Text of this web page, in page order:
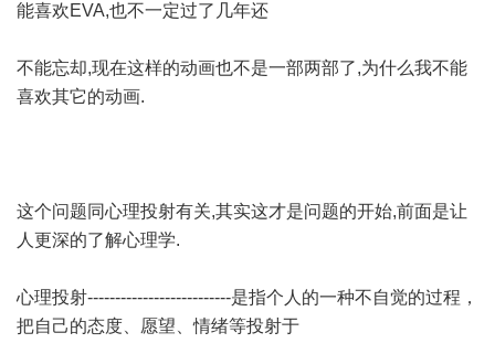
能喜欢EVA,也不一定过了几年还
不能忘却,现在这样的动画也不是一部两部了,为什么我不能
喜欢其它的动画.
这个问题同心理投射有关,其实这才是问题的开始,前面是让
人更深的了解心理学.
心理投射--------------------------是指个人的一种不自觉的过程，
把自己的态度、愿望、情绪等投射于